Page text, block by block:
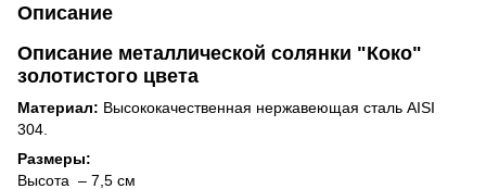
Описание
Описание металлической солянки "Коко"
золотистого цвета
Материал: Высококачественная нержавеющая сталь AISI
304.
Размеры:
Высота – 7,5 см